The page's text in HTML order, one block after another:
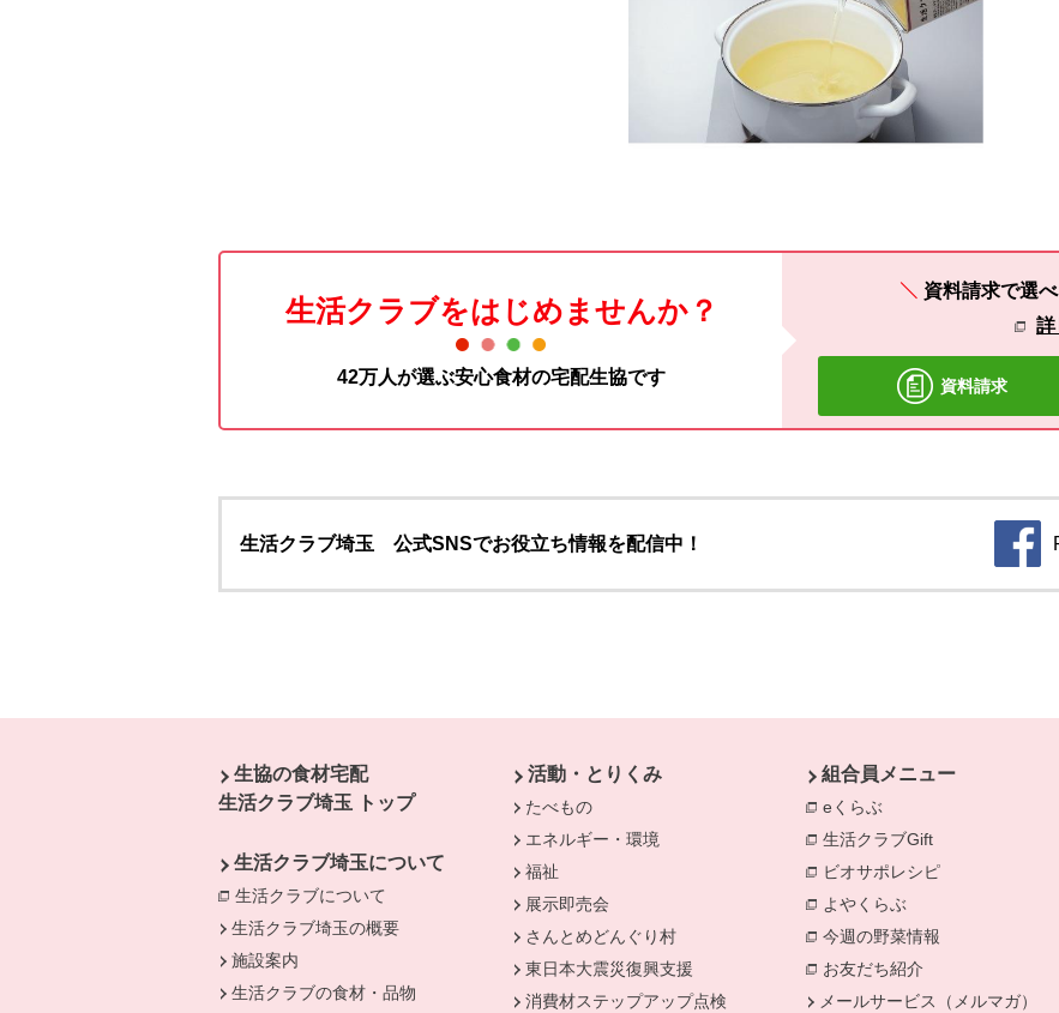
生活クラブをはじめませんか？
42万人が選ぶ安心食材の宅配生協です
資料請求で選べ
詳
資料請求
生活クラブ埼玉 公式SNSでお役立ち情報を配信中！
別の
生協の食材宅配
生活クラブ埼玉 トップ
生活クラブ埼玉について
生活クラブについて
別のウィンドウで開きます。
生活クラブ埼玉の概要
施設案内
生活クラブの食材・品物
活動・とりくみ
たべもの
エネルギー・環境
福祉
展示即売会
さんとめどんぐり村
東日本大震災復興支援
消費材ステップアップ点検
組合員メニュー
eくらぶ
生活クラブGift
別のウィンドウで開きます。
ビオサポレシピ 別のウィンド
よやくらぶ 別のウィンドウで
今週の野菜情報 別のウィンド
お友だち紹介
メールサービス（メルマガ）